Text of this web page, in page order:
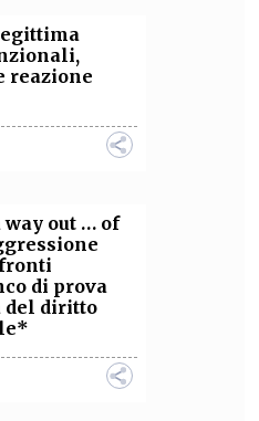
reazione
way out … of
di prova
del diritto